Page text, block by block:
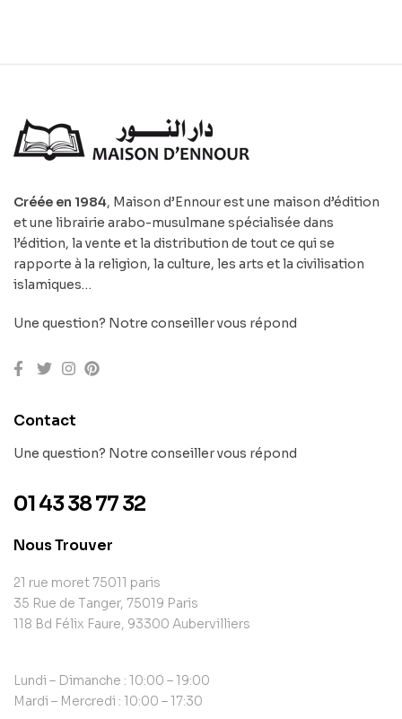
Créée en 1984, Maison d’Ennour est une maison d’édition
et une librairie arabo-musulmane spécialisée dans
l’édition, la vente et la distribution de tout ce qui se
rapporte à la religion, la culture, les arts et la civilisation
islamiques…
Une question? Notre conseiller vous répond
Contact
Une question? Notre conseiller vous répond
01 43 38 77 32
Nous Trouver
21 rue moret 75011 paris
35 Rue de Tanger, 75019 Paris
118 Bd Félix Faure, 93300 Aubervilliers
Lundi – Dimanche : 10:00 – 19:00
Mardi – Mercredi : 10:00 – 17:30